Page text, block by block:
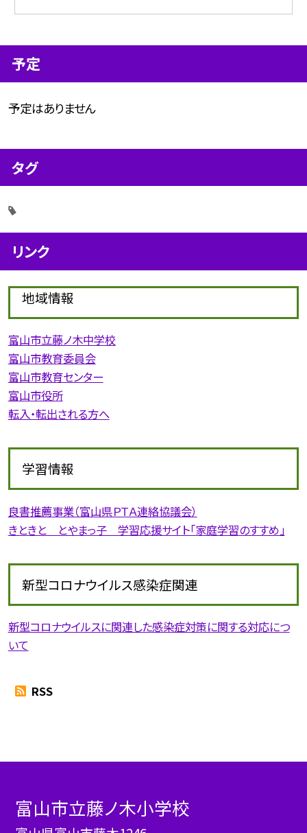
予定
予定はありません
タグ
リンク
地域情報
富山市立藤ノ木中学校
富山市教育委員会
富山市教育センター
富山市役所
転入・転出される方へ
学習情報
良書推薦事業（富山県ＰＴＡ連絡協議会）
きときと とやまっ子 学習応援サイト「家庭学習のすすめ」
新型コロナウイルス感染症関連
新型コロナウイルスに関連した感染症対策に関する対応につ
いて
RSS
富山市立藤ノ木小学校